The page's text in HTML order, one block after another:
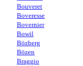
Bouveret
Boveresse
Bovernier
Bowil
Bözberg
Bözen
Braggio